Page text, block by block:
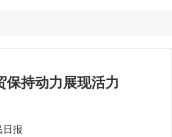
保持动力展现活力
日报